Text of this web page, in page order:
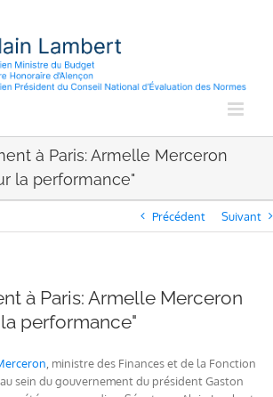
à Paris: Armelle Merceron
la performance"
Précédent Suivant
à Paris: Armelle Merceron
performance"
, ministre des Finances et de la Fonction
sein du gouvernement du président Gaston